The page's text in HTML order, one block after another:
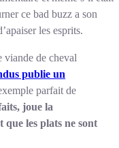
ce bad buzz a son
les esprits.
viande de cheval
publie un
parfait de
joue la
que les plats ne sont